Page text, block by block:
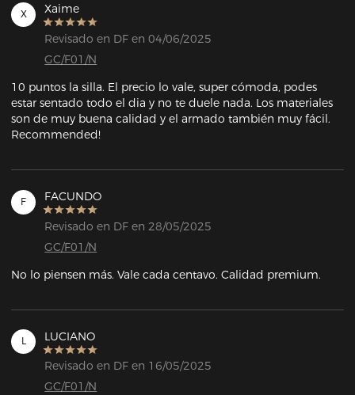
X Xaime
Revisado en DF en 04/06/2025
GC/F01/N
10 puntos la silla. El precio lo vale, super cómoda, podes
estar sentado todo el dia y no te duele nada. Los materiales
son de muy buena calidad y el armado también muy fácil.
Recommended!
F FACUNDO
Revisado en DF en 28/05/2025
GC/F01/N
No lo piensen más. Vale cada centavo. Calidad premium.
L LUCIANO
Revisado en DF en 16/05/2025
GC/F01/N